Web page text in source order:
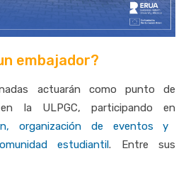
embajador?
actuarán como punto de
la ULPGC, participando en
organización de eventos y
estudiantil. Entre sus